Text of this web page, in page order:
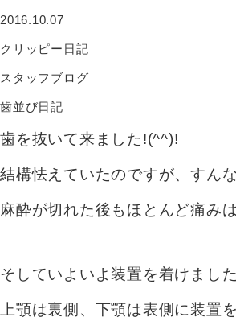
2016.10.07
クリッピー日記
スタッフブログ
歯並び日記
歯を抜いて来ました!(^^)!
結構怯えていたのですが、すん
麻酔が切れた後もほとんど痛み
そしていよいよ装置を着けまし
上顎は裏側、下顎は表側に装置